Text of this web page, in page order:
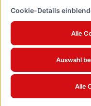
Cookie-Details
Alle
Auswahl
Alle
Cookie Erklärung
www.luebeck.de